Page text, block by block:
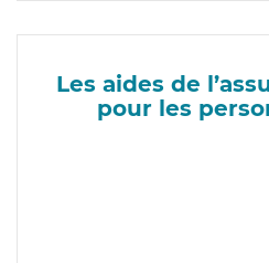
Les aides de
pour les